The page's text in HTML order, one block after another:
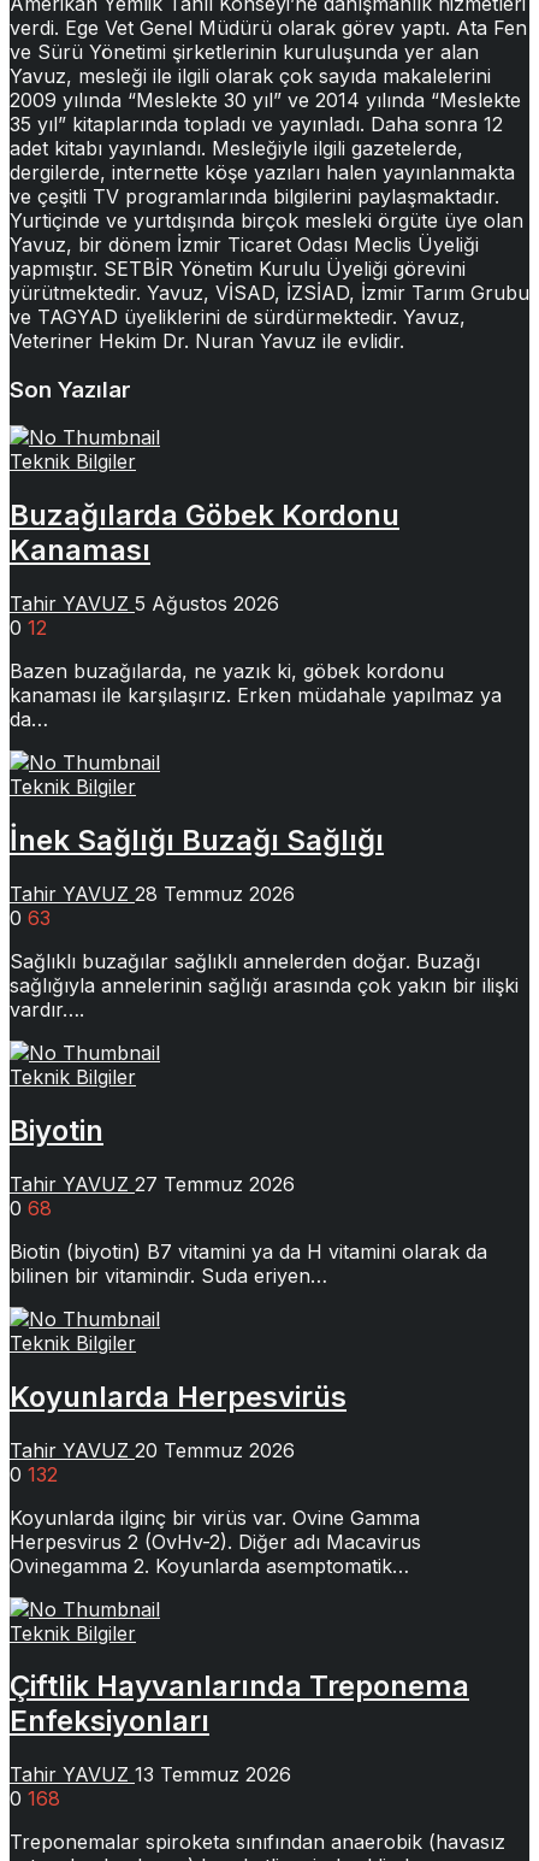
verdi. Ege Vet Genel Müdürü olarak görev yaptı. Ata Fen
ve Sürü Yönetimi şirketlerinin kuruluşunda yer alan
Yavuz, mesleği ile ilgili olarak çok sayıda makalelerini
2009 yılında “Meslekte 30 yıl” ve 2014 yılında “Meslekte
35 yıl” kitaplarında topladı ve yayınladı. Daha sonra 12
adet kitabı yayınlandı. Mesleğiyle ilgili gazetelerde,
dergilerde, internette köşe yazıları halen yayınlanmakta
ve çeşitli TV programlarında bilgilerini paylaşmaktadır.
Yurtiçinde ve yurtdışında birçok mesleki örgüte üye olan
Yavuz, bir dönem İzmir Ticaret Odası Meclis Üyeliği
yapmıştır. SETBİR Yönetim Kurulu Üyeliği görevini
yürütmektedir. Yavuz, VİSAD, İZSİAD, İzmir Tarım Grubu
ve TAGYAD üyeliklerini de sürdürmektedir. Yavuz,
Veteriner Hekim Dr. Nuran Yavuz ile evlidir.
Son Yazılar
Teknik Bilgiler
Buzağılarda Göbek Kordonu
Kanaması
Tahir YAVUZ 5 Ağustos 2026
0 12
Bazen buzağılarda, ne yazık ki, göbek kordonu
kanaması ile karşılaşırız. Erken müdahale yapılmaz ya
da…
Teknik Bilgiler
İnek Sağlığı Buzağı Sağlığı
Tahir YAVUZ 28 Temmuz 2026
0 63
Sağlıklı buzağılar sağlıklı annelerden doğar. Buzağı
sağlığıyla annelerinin sağlığı arasında çok yakın bir ilişki
vardır….
Teknik Bilgiler
Biyotin
Tahir YAVUZ 27 Temmuz 2026
0 68
Biotin (biyotin) B7 vitamini ya da H vitamini olarak da
bilinen bir vitamindir. Suda eriyen…
Teknik Bilgiler
Koyunlarda Herpesvirüs
Tahir YAVUZ 20 Temmuz 2026
0 132
Koyunlarda ilginç bir virüs var. Ovine Gamma
Herpesvirus 2 (OvHv-2). Diğer adı Macavirus
Ovinegamma 2. Koyunlarda asemptomatik…
Teknik Bilgiler
Çiftlik Hayvanlarında Treponema
Enfeksiyonları
Tahir YAVUZ 13 Temmuz 2026
0 168
Treponemalar spiroketa sınıfından anaerobik (havasız